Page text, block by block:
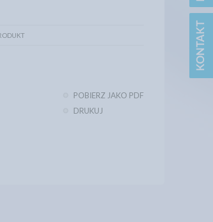
POBIERZ JAKO PDF
DRUKUJ